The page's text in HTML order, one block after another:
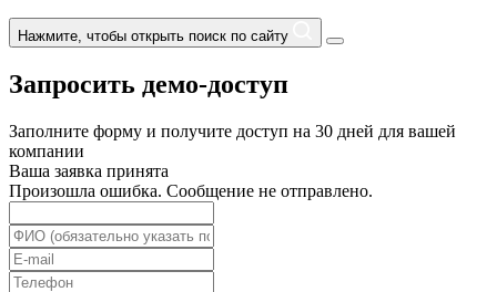
Нажмите, чтобы открыть поиск по сайту
Запросить демо-доступ
Заполните форму и получите доступ на 30 дней для вашей
компании
Ваша заявка принята
Произошла ошибка. Сообщение не отправлено.